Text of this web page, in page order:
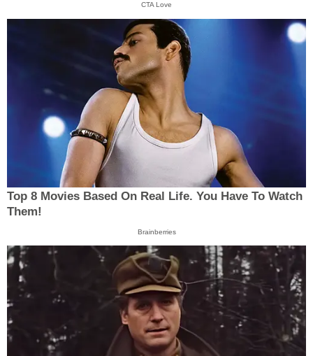
CTA Love
Top 8 Movies Based On Real Life. You Have To Watch
Them!
Brainberries